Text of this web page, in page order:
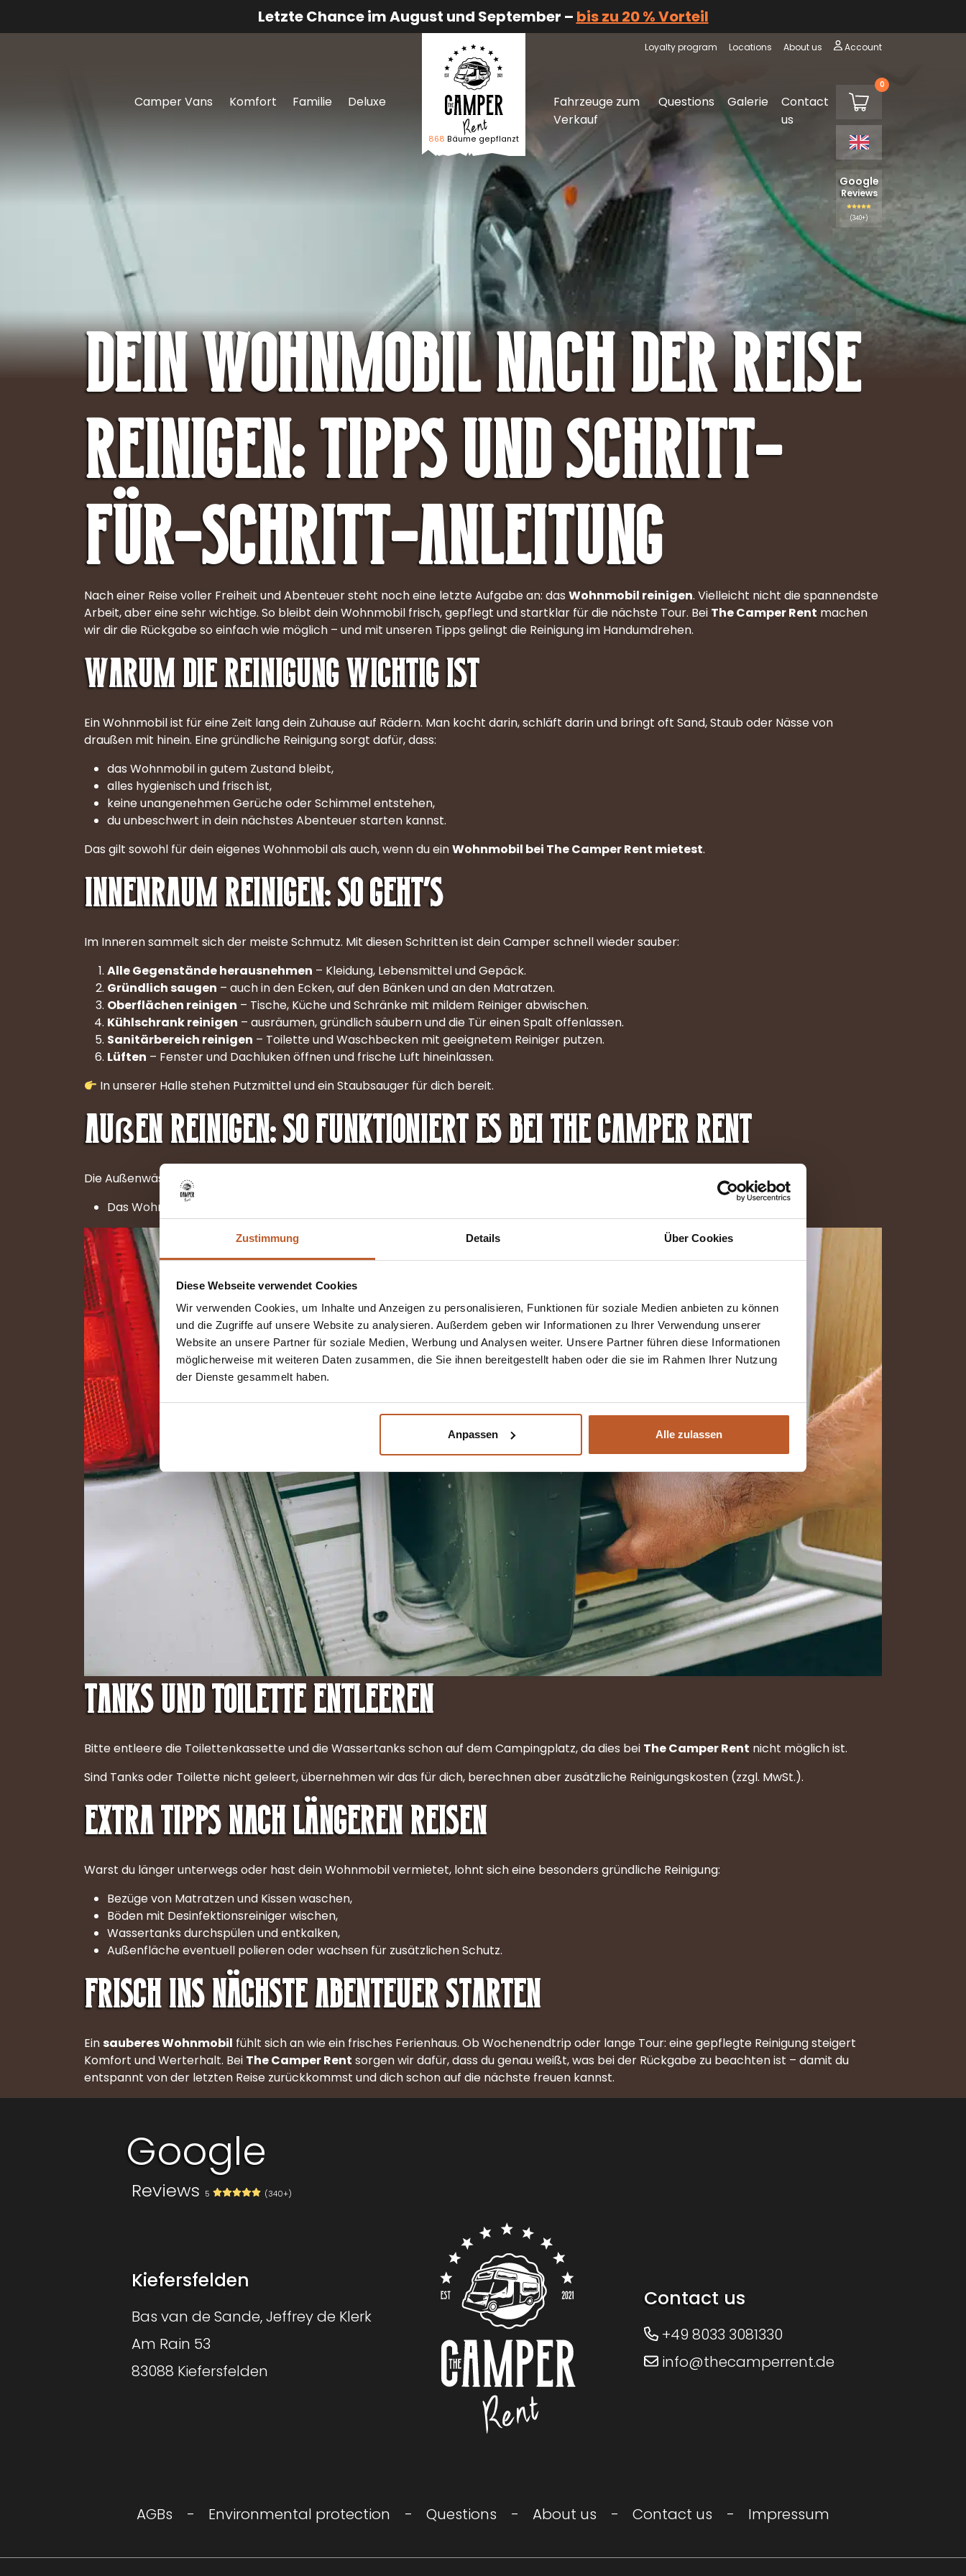
Zustimmung Details Über Cookies
Diese Webseite verwendet Cookies
Wir verwenden Cookies, um Inhalte und Anzeigen zu personalisieren, Funktionen für soziale Medien anbieten zu können
und die Zugriffe auf unsere Website zu analysieren. Außerdem geben wir Informationen zu Ihrer Verwendung unserer
Website an unsere Partner für soziale Medien, Werbung und Analysen weiter. Unsere Partner führen diese Informationen
möglicherweise mit weiteren Daten zusammen, die Sie ihnen bereitgestellt haben oder die sie im Rahmen Ihrer Nutzung
der Dienste gesammelt haben.
Anpassen Alle zulassen
Letzte Chance im August und September – bis zu 20 % Vorteil
Loyalty program Locations About us Account
Logo The Camper Rent
868 Bäume gepflanzt
Camper Vans Komfort Familie Deluxe
Fahrzeuge zum
Verkauf
Questions Galerie
Contact
us
€0,00 0
Google
Reviews
(340+)
Dein Wohnmobil nach der Reise
reinigen: Tipps und Schritt-
für-Schritt-Anleitung
Nach einer Reise voller Freiheit und Abenteuer steht noch eine letzte Aufgabe an: das Wohnmobil reinigen. Vielleicht nicht die spannendste
Arbeit, aber eine sehr wichtige. So bleibt dein Wohnmobil frisch, gepflegt und startklar für die nächste Tour. Bei The Camper Rent machen
wir dir die Rückgabe so einfach wie möglich – und mit unseren Tipps gelingt die Reinigung im Handumdrehen.
Warum die Reinigung wichtig ist
Ein Wohnmobil ist für eine Zeit lang dein Zuhause auf Rädern. Man kocht darin, schläft darin und bringt oft Sand, Staub oder Nässe von
draußen mit hinein. Eine gründliche Reinigung sorgt dafür, dass:
das Wohnmobil in gutem Zustand bleibt,
alles hygienisch und frisch ist,
keine unangenehmen Gerüche oder Schimmel entstehen,
du unbeschwert in dein nächstes Abenteuer starten kannst.
Das gilt sowohl für dein eigenes Wohnmobil als auch, wenn du einWohnmobil bei The Camper Rent mietest.
Innenraum reinigen: so geht’s
Im Inneren sammelt sich der meiste Schmutz. Mit diesen Schritten ist dein Camper schnell wieder sauber:
Alle Gegenstände herausnehmen – Kleidung, Lebensmittel und Gepäck.
Gründlich saugen – auch in den Ecken, auf den Bänken und an den Matratzen.
Oberflächen reinigen – Tische, Küche und Schränke mit mildem Reiniger abwischen.
Kühlschrank reinigen – ausräumen, gründlich säubern und die Tür einen Spalt offenlassen.
Sanitärbereich reinigen – Toilette und Waschbecken mit geeignetem Reiniger putzen.
Lüften – Fenster und Dachluken öffnen und frische Luft hineinlassen.
In unserer Halle stehen Putzmittel und ein Staubsauger für dich bereit.
Außen reinigen: So funktioniert es bei The Camper Rent
Die Außenwäsche musst du nicht selbst übernehmen.
Das Wohnmobil muss bis spätestens
Tanks und Toilette entleeren
Bitte entleere die Toilettenkassette und die Wassertanks schon auf dem Campingplatz, da dies bei The Camper Rent nicht möglich ist.
Sind Tanks oder Toilette nicht geleert, übernehmen wir das für dich, berechnen aber zusätzliche Reinigungskosten (zzgl. MwSt.).
Extra Tipps nach längeren Reisen
Warst du länger unterwegs oder hast dein Wohnmobil vermietet, lohnt sich eine besonders gründliche Reinigung:
Bezüge von Matratzen und Kissen waschen,
Böden mit Desinfektionsreiniger wischen,
Wassertanks durchspülen und entkalken,
Außenfläche eventuell polieren oder wachsen für zusätzlichen Schutz.
Frisch ins nächste Abenteuer starten
Ein sauberes Wohnmobil fühlt sich an wie ein frisches Ferienhaus. Ob Wochenendtrip oder lange Tour: eine gepflegte Reinigung steigert
Komfort und Werterhalt. Bei The Camper Rent sorgen wir dafür, dass du genau weißt, was bei der Rückgabe zu beachten ist – damit du
entspannt von der letzten Reise zurückkommst und dich schon auf die nächste freuen kannst.
ContactGoogle
Reviews 5 (340+)
Kiefersfelden
Bas van de Sande, Jeffrey de Klerk
Am Rain 53
83088 Kiefersfelden
Contact us
+49 8033 3081330
info@thecamperrent.de
AGBs Environmental protection Questions About us Contact us Impressum